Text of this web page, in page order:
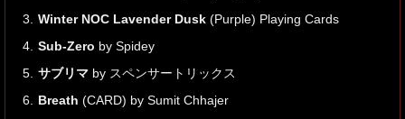
3.
Winter NOC Lavender Dusk (Purple) Playing Cards
4. Sub-Zero by Spidey
5. サブリマ by スペンサートリックス
6.
Breath (CARD) by Sumit Chhajer